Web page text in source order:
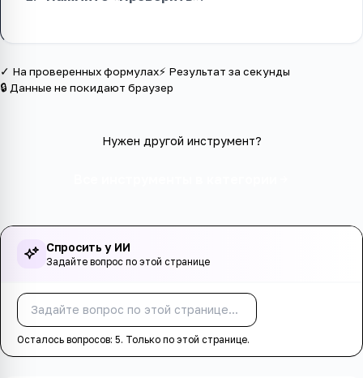
✓ На проверенных формулах⚡ Результат за секунды
🔒 Данные не покидают браузер
Нужен другой инструмент?
Спросить у ИИ
Задайте вопрос по этой странице
Осталось вопросов: 5. Только по этой странице.